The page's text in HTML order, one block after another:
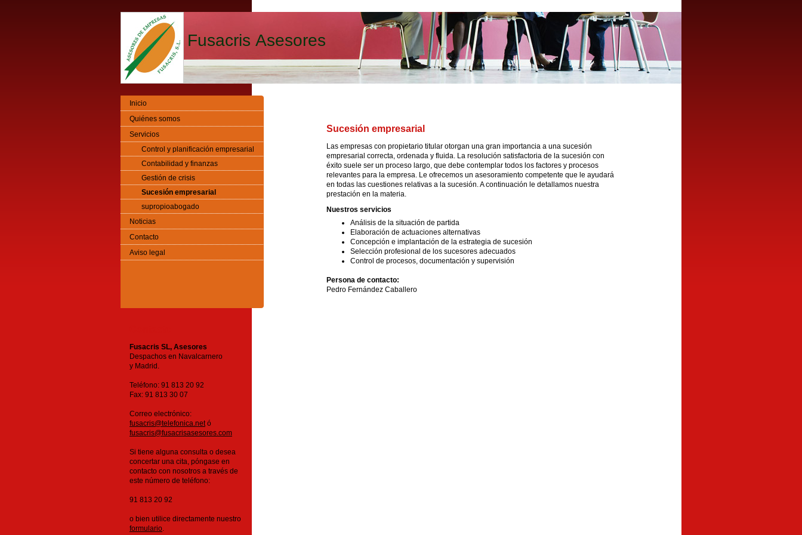
Fusacris Asesores
Sucesión empresarial
Las empresas con propietario titular otorgan una gran importancia a una sucesión
empresarial correcta, ordenada y fluida. La resolución satisfactoria de la sucesión con
éxito suele ser un proceso largo, que debe contemplar todos los factores y procesos
relevantes para la empresa. Le ofrecemos un asesoramiento competente que le ayudará
en todas las cuestiones relativas a la sucesión. A continuación le detallamos nuestra
prestación en la materia.
Nuestros servicios
Análisis de la situación de partida
Elaboración de actuaciones alternativas
Concepción e implantación de la estrategia de sucesión
Selección profesional de los sucesores adecuados
Control de procesos, documentación y supervisión
Persona de contacto:
Pedro Fernández Caballero
Inicio
Quiénes somos
Servicios
Control y planificación empresarial
Contabilidad y finanzas
Gestión de crisis
Sucesión empresarial
supropioabogado
Noticias
Contacto
Aviso legal
Fusacris SL, Asesores
Despachos en Navalcarnero
y Madrid.
Teléfono: 91 813 20 92
Fax: 91 813 30 07
Correo electrónico:
fusacris@telefonica.netó
fusacris@fusacrisasesores.com
Si tiene alguna consulta o desea
concertar una cita, póngase en
contacto con nosotros a través de
este número de teléfono:
91 813 20 92
o bien utilice directamente nuestro
formulario.